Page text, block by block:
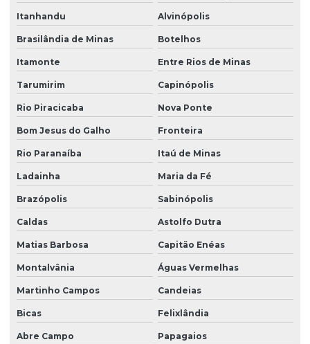
Itanhandu Alvinópolis
Brasilândia de Minas Botelhos
Itamonte Entre Rios de Minas
Tarumirim Capinópolis
Rio Piracicaba Nova Ponte
Bom Jesus do Galho Fronteira
Rio Paranaíba Itaú de Minas
Ladainha Maria da Fé
Brazópolis Sabinópolis
Caldas Astolfo Dutra
Matias Barbosa Capitão Enéas
Montalvânia Águas Vermelhas
Martinho Campos Candeias
Bicas Felixlândia
Abre Campo Papagaios